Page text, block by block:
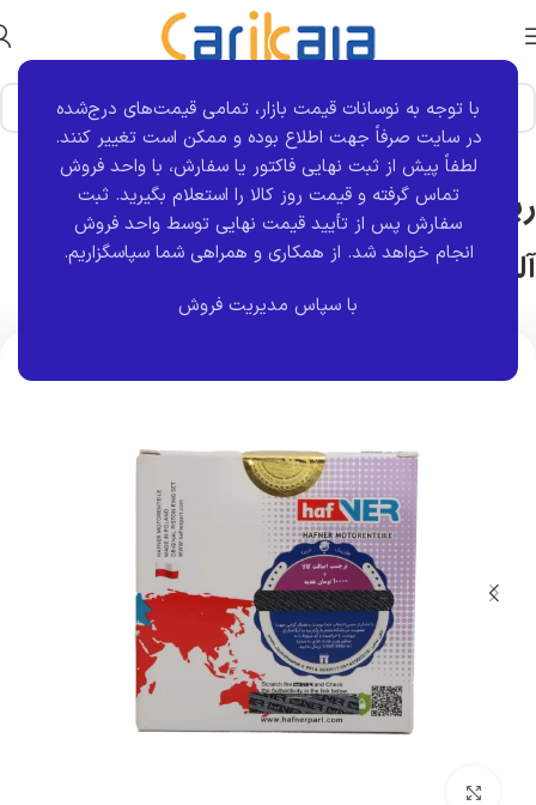
با توجه به نوسانات قیمت بازار، تمامی قیمت‌های درج‌شده
در سایت صرفاً جهت اطلاع بوده و ممکن است تغییر کنند.
لطفاً پیش از ثبت نهایی فاکتور یا سفارش، با واحد فروش
تماس گرفته و قیمت روز کالا را استعلام بگیرید. ثبت
سفارش پس از تأیید قیمت نهایی توسط واحد فروش
انجام خواهد شد. از همکاری و همراهی شما سپاسگزاریم.
با سپاس مدیریت فروش
خانه برند قطعه هلدینگ جزیره هافنر
رینگ موتور تعمیر دوم رنو ال L90 | هافنر
آلمان